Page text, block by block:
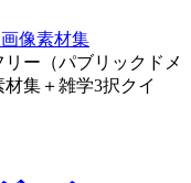
像素材集
ー（パブリックドメ
集＋雑学3択クイ